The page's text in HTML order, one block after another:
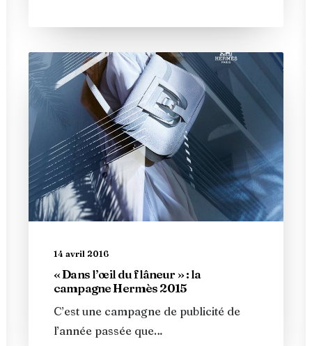
14 avril 2016
« Dans l’œil du flâneur » : la
campagne Hermès 2015
C’est une campagne de publicité de
l’année passée que…